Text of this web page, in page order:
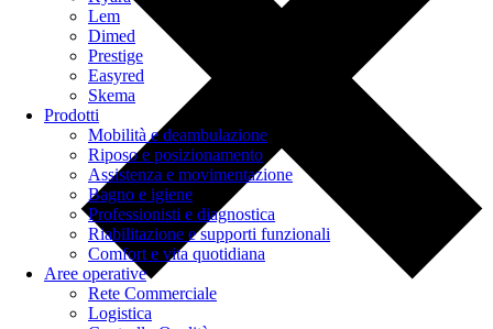
Lem
Dimed
Prestige
Easyred
Skema
Prodotti
Mobilità e deambulazione
Riposo e posizionamento
Assistenza e movimentazione
Bagno e igiene
Professionisti e diagnostica
Riabilitazione e supporti funzionali
Comfort e vita quotidiana
Aree operative
Rete Commerciale
Logistica